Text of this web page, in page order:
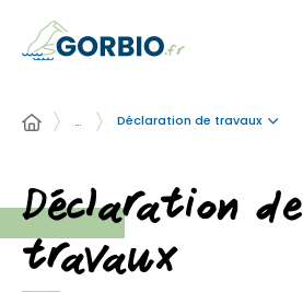
… Déclaration de travaux
Déclaration de
travaux